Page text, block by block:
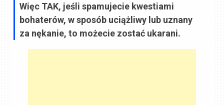
Więc TAK, jeśli spamujecie kwestiami
bohaterów, w sposób uciążliwy lub uznany
za nękanie, to możecie zostać ukarani.